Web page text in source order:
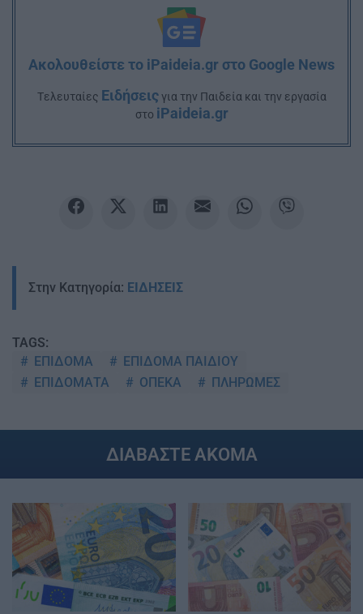
Ακολουθείστε το iPaideia.gr στο Google News
Tελευταίες Ειδήσειςγια την Παιδεία και την εργασία
στο iPaideia.gr
Στην Κατηγορία: ΕΙΔΗΣΕΙΣ
TAGS:
ΕΠΙΔΟΜΑ
ΕΠΙΔΟΜΑ ΠΑΙΔΙΟΥ
ΕΠΙΔΟΜΑΤΑ
ΟΠΕΚΑ ΠΛΗΡΩΜΕΣ
ΔΙΑΒΑΣΤΕ ΑΚΟΜΑ